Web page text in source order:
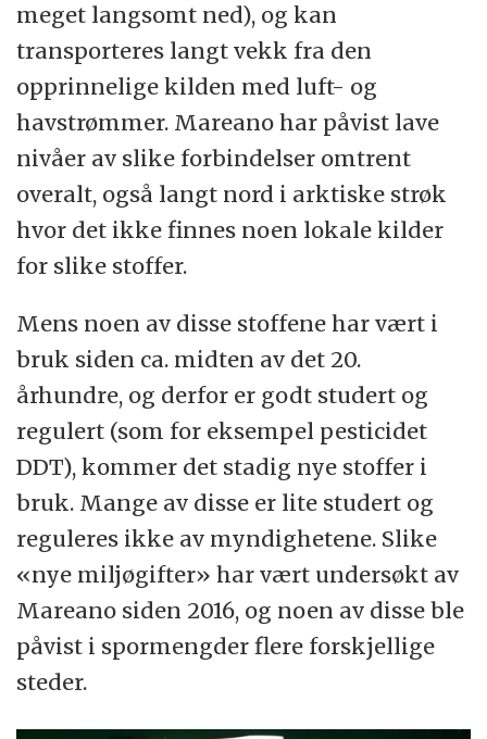
meget langsomt ned), og kan
transporteres langt vekk fra den
opprinnelige kilden med luft- og
havstrømmer. Mareano har påvist lave
nivåer av slike forbindelser omtrent
overalt, også langt nord i arktiske strøk
hvor det ikke finnes noen lokale kilder
for slike stoffer.
Mens noen av disse stoffene har vært i
bruk siden ca. midten av det 20.
århundre, og derfor er godt studert og
regulert (som for eksempel pesticidet
DDT), kommer det stadig nye stoffer i
bruk. Mange av disse er lite studert og
reguleres ikke av myndighetene. Slike
«nye miljøgifter» har vært undersøkt av
Mareano siden 2016, og noen av disse ble
påvist i spormengder flere forskjellige
steder.